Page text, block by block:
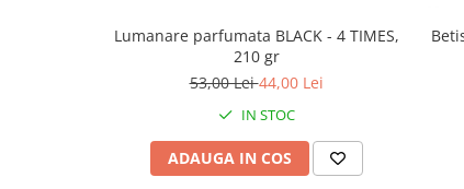
Lumanare parfumata BLACK - 4 TIMES,
210 gr
53,00 Lei44,00 Lei
IN STOC
ADAUGA IN COS